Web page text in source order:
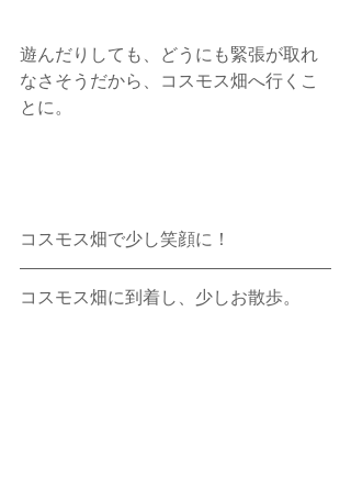
遊んだりしても、どうにも緊張が取れ
なさそうだから、コスモス畑へ行くこ
とに。
コスモス畑で少し笑顔に！
コスモス畑に到着し、少しお散歩。